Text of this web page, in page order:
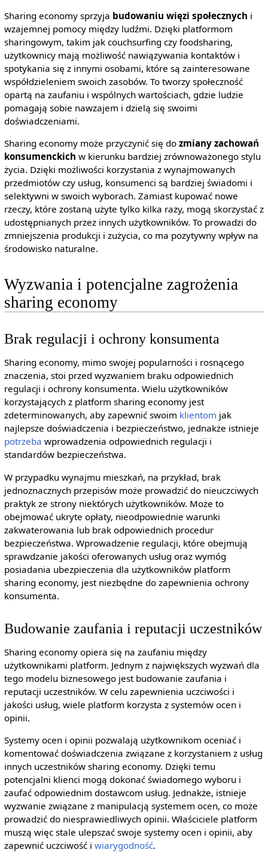
Sharing economy sprzyja budowaniu więzi społecznych i
wzajemnej pomocy między ludźmi. Dzięki platformom
sharingowym, takim jak couchsurfing czy foodsharing,
użytkownicy mają możliwość nawiązywania kontaktów i
spotykania się z innymi osobami, które są zainteresowane
współdzieleniem swoich zasobów. To tworzy społeczność
opartą na zaufaniu i wspólnych wartościach, gdzie ludzie
pomagają sobie nawzajem i dzielą się swoimi
doświadczeniami.
Sharing economy może przyczynić się do zmiany zachowań
konsumenckich w kierunku bardziej zrównoważonego stylu
życia. Dzięki możliwości korzystania z wynajmowanych
przedmiotów czy usług, konsumenci są bardziej świadomi i
selektywni w swoich wyborach. Zamiast kupować nowe
rzeczy, które zostaną użyte tylko kilka razy, mogą skorzystać z
udostępnianych przez innych użytkowników. To prowadzi do
zmniejszenia produkcji i zużycia, co ma pozytywny wpływ na
środowisko naturalne.
Wyzwania i potencjalne zagrożenia
sharing economy
Brak regulacji i ochrony konsumenta
Sharing economy, mimo swojej popularności i rosnącego
znaczenia, stoi przed wyzwaniem braku odpowiednich
regulacji i ochrony konsumenta. Wielu użytkowników
korzystających z platform sharing economy jest
zdeterminowanych, aby zapewnić swoim klientom jak
najlepsze doświadczenia i bezpieczeństwo, jednakże istnieje
potrzeba wprowadzenia odpowiednich regulacji i
standardów bezpieczeństwa.
W przypadku wynajmu mieszkań, na przykład, brak
jednoznacznych przepisów może prowadzić do nieuczciwych
praktyk ze strony niektórych użytkowników. Może to
obejmować ukryte opłaty, nieodpowiednie warunki
zakwaterowania lub brak odpowiednich procedur
bezpieczeństwa. Wprowadzenie regulacji, które obejmują
sprawdzanie jakości oferowanych usług oraz wymóg
posiadania ubezpieczenia dla użytkowników platform
sharing economy, jest niezbędne do zapewnienia ochrony
konsumenta.
Budowanie zaufania i reputacji uczestników
Sharing economy opiera się na zaufaniu między
użytkownikami platform. Jednym z największych wyzwań dla
tego modelu biznesowego jest budowanie zaufania i
reputacji uczestników. W celu zapewnienia uczciwości i
jakości usług, wiele platform korzysta z systemów ocen i
opinii.
Systemy ocen i opinii pozwalają użytkownikom oceniać i
komentować doświadczenia związane z korzystaniem z usług
innych uczestników sharing economy. Dzięki temu
potencjalni klienci mogą dokonać świadomego wyboru i
zaufać odpowiednim dostawcom usług. Jednakże, istnieje
wyzwanie związane z manipulacją systemem ocen, co może
prowadzić do niesprawiedliwych opinii. Właściciele platform
muszą więc stale ulepszać swoje systemy ocen i opinii, aby
zapewnić uczciwość i wiarygodność.